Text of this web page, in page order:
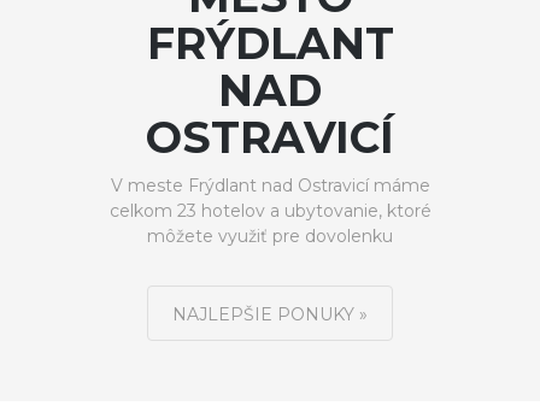
FRÝDLANT
NAD
OSTRAVICÍ
V meste Frýdlant nad Ostravicí máme
celkom 23 hotelov a ubytovanie, ktoré
môžete využiť pre dovolenku
NAJLEPŠIE PONUKY »